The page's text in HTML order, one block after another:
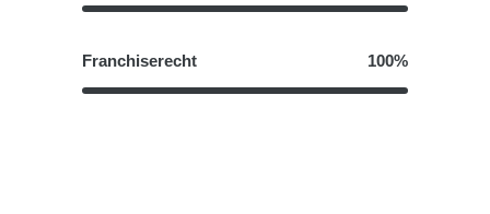
Franchiserecht 100%